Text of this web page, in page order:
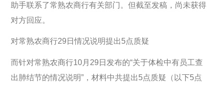
助手联系了常熟农商行有关部门。但截至发稿，尚未获得
对方回应。
对常熟农商行29日情况说明提出5点质疑
而针对常熟农商行10月29日发布的“关于体检中有员工查
出肺结节的情况说明”，材料中共提出5点质疑（以下5点